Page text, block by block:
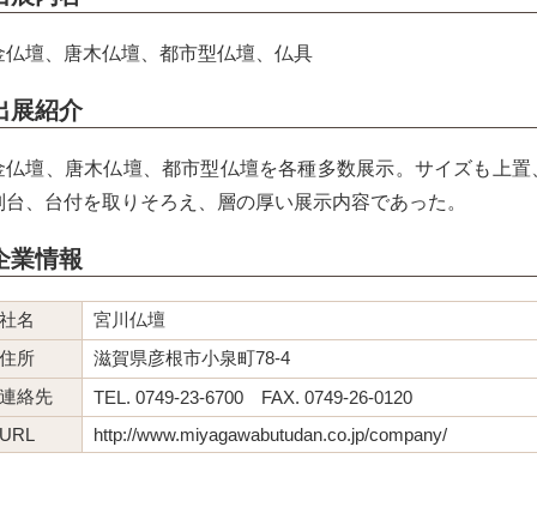
仏壇、唐木仏壇、都市型仏壇、仏具
展紹介
仏壇、唐木仏壇、都市型仏壇を各種多数展示。サイズも上置
台、台付を取りそろえ、層の厚い展示内容であった。
業情報
社名
宮川仏壇
住所
滋賀県彦根市小泉町78-4
連絡先
TEL. 0749-23-6700 FAX. 0749-26-0120
URL
http://www.miyagawabutudan.co.jp/company/